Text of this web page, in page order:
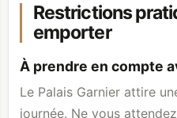
Restrictions
emporter
À prendre en compte
Le Palais Garnier attire
journée. Ne vous